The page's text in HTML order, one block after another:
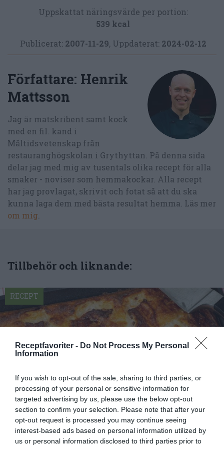
Receptfavoriter - Do Not Process My Personal
Information
If you wish to opt-out of the sale, sharing to third parties, or
processing of your personal or sensitive information for
targeted advertising by us, please use the below opt-out
section to confirm your selection. Please note that after your
opt-out request is processed you may continue seeing
interest-based ads based on personal information utilized by
us or personal information disclosed to third parties prior to
Uppskattat näringsvärde per portion:
539 kcal
Publicerat: 2007-11-29, Uppdaterat: 2024-02-12
Författare: Henrik
Mattsson
Jag är matskribent samt kock
med en fil. kand i
Måltidsvetenskap från
restauranghögskolan i Grythyttan. På denna sida
delar jag med mig av tusentals olika recept för alla
smaker - noviser som hemmakockar. Alla recept
har jag provlagat, skrivit och fotat så att du ska
kunna laga dem med bästa resultat hemma. Läs mer
om mig
Tillbehör och liknande:
Lufsa råriven ugnspannkaka
RECEPT